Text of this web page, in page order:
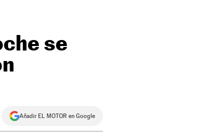
se
Añadir EL MOTOR en Google